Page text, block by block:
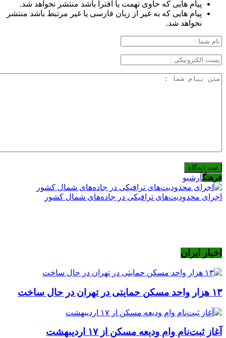
پیام هایی که حاوی تهمت یا افترا باشد منتشر نخواهد شد.
پیام هایی که به غیر از زبان فارسی یا غیر مرتبط باشد منتشر
نخواهد شد.
فرهنگآرشیو
اجرای محدودیت‌های ترافیکی در جاده‌های شمال کشور
اخبار ایران
۱۳ هزار واحد مسکن حمایتی در تهران در حال ساخت
آغاز ثبت‌نام وام ودیعه مسکن از ۱۷ اردیبهشت